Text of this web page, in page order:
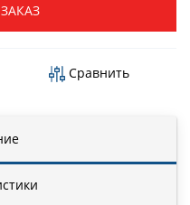
Сравнить